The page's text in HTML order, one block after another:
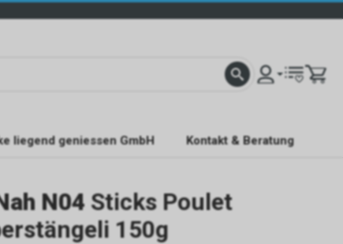
liegend geniessen GmbH Kontakt & Beratung
N04 Sticks Poulet
150g